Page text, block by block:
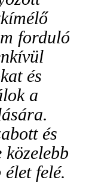
forduló
és
a
és
közelebb
élet felé.